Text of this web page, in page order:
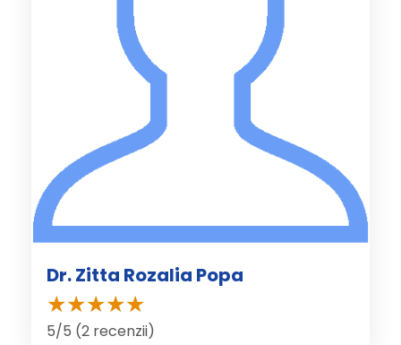
Dr. Zitta Rozalia Popa
5/5 (2 recenzii)